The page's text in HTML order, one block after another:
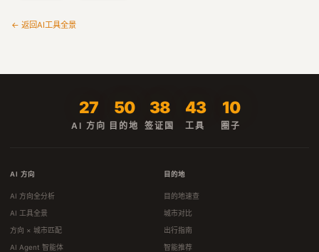
← 返回AI工具全景
27
AI 方向
50
目的地
38
签证国
43
工具
10
圈子
AI 方向
AI 方向全分析
AI 工具全景
方向 × 城市匹配
AI Agent 智能体
目的地
目的地速查
城市对比
出行指南
智能推荐